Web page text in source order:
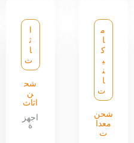
م
ا
ك
ي
ن
ا
ت
شحن
معدا
ت
ث
ا
ث
شح
ن
اثاث
اجهز
ة